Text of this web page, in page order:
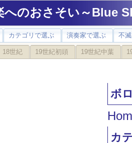
へのおさそい～Blue
カテゴリで選ぶ 演奏家で選ぶ 不
18世紀 19世紀初頭 19世紀中葉
ボ
カ